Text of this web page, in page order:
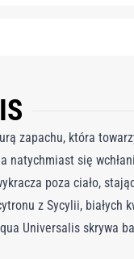
zapachu, która
się
poza ciało,
z Sycylii, białych
Universalis skrywa
się chwilą